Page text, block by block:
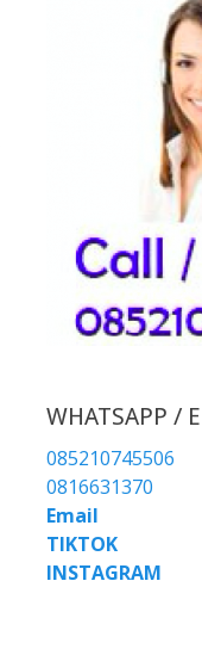
WHATSAPP /
085210745506
0816631370
Email
TIKTOK
INSTAGRAM